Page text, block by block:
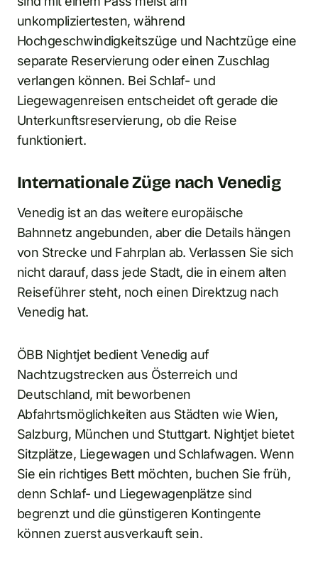
unkompliziertesten, während
Hochgeschwindigkeitszüge und Nachtzüge eine
separate Reservierung oder einen Zuschlag
verlangen können. Bei Schlaf- und
Liegewagenreisen entscheidet oft gerade die
Unterkunftsreservierung, ob die Reise
funktioniert.
Internationale Züge nach Venedig
Venedig ist an das weitere europäische
Bahnnetz angebunden, aber die Details hängen
von Strecke und Fahrplan ab. Verlassen Sie sich
nicht darauf, dass jede Stadt, die in einem alten
Reiseführer steht, noch einen Direktzug nach
Venedig hat.
ÖBB Nightjet bedient Venedig auf
Nachtzugstrecken aus Österreich und
Deutschland, mit beworbenen
Abfahrtsmöglichkeiten aus Städten wie Wien,
Salzburg, München und Stuttgart. Nightjet bietet
Sitzplätze, Liegewagen und Schlafwagen. Wenn
Sie ein richtiges Bett möchten, buchen Sie früh,
denn Schlaf- und Liegewagenplätze sind
begrenzt und die günstigeren Kontingente
können zuerst ausverkauft sein.